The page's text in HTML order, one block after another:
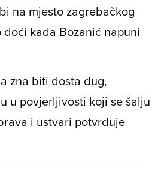
na mjesto zagrebačkog
kada Bozanić napuni
zna biti dosta dug,
u povjerljivosti koji se šalju
i ustvari potvrđuje